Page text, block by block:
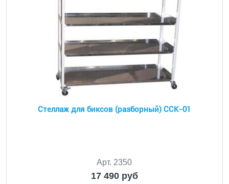
Стеллаж для биксов (разборный) ССК-01
Арт. 2350
17 490 руб